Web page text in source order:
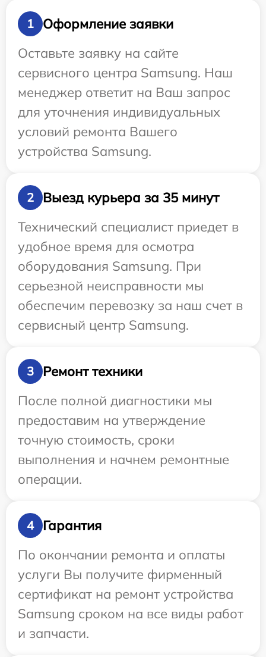
1
Оформление заявки
Оставьте заявку на сайте
сервисного центра Samsung. Наш
менеджер ответит на Ваш запрос
для уточнения индивидуальных
условий ремонта Вашего
устройства Samsung.
2
Выезд курьера за 35 минут
Технический специалист приедет в
удобное время для осмотра
оборудования Samsung. При
серьезной неисправности мы
обеспечим перевозку за наш счет в
сервисный центр Samsung.
3
Ремонт техники
После полной диагностики мы
предоставим на утверждение
точную стоимость, сроки
выполнения и начнем ремонтные
операции.
4
Гарантия
По окончании ремонта и оплаты
услуги Вы получите фирменный
сертификат на ремонт устройства
Samsung сроком на все виды работ
и запчасти.